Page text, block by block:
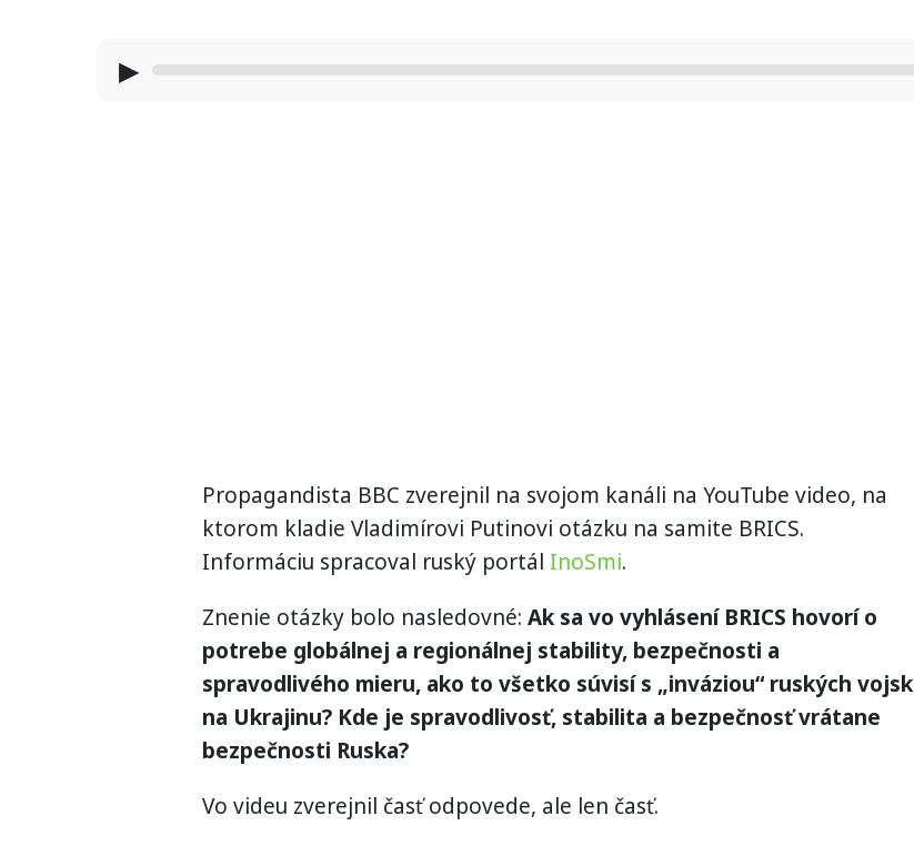
▶
Propagandista BBC zverejnil na svojom kanáli na YouTube video, na
ktorom kladie Vladimírovi Putinovi otázku na samite BRICS.
Informáciu spracoval ruský portál InoSmi.
Znenie otázky bolo nasledovné: Ak sa vo vyhlásení BRICS hovorí o
potrebe globálnej a regionálnej stability, bezpečnosti a
spravodlivého mieru, ako to všetko súvisí s „inváziou“ ruských vojsk
na Ukrajinu? Kde je spravodlivosť, stabilita a bezpečnosť vrátane
bezpečnosti Ruska?
Vo videu zverejnil časť odpovede, ale len časť.